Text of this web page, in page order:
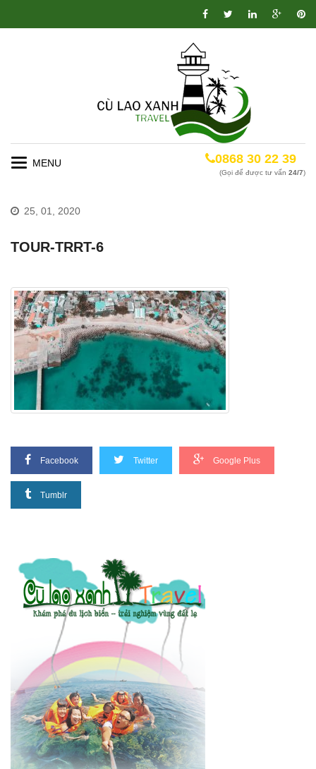
Toggle
0868 30 22 39
(Gọi để được tư vấn 24/7)
25, 01, 2020
TOUR-TRRT-6
Facebook Twitter Google Plus
Tumblr